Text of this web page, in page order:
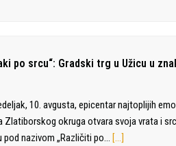
po srcu“: Gradski trg u Užicu u
10. avgusta, epicentar najtoplijih
Zlatiborskog okruga otvara svoja vrata i
nazivom „Različiti po… […]